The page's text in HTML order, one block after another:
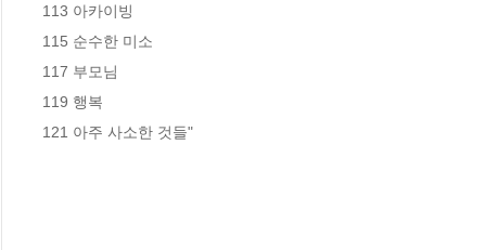
113 아카이빙
115 순수한 미소
117 부모님
119 행복
121 아주 사소한 것들"